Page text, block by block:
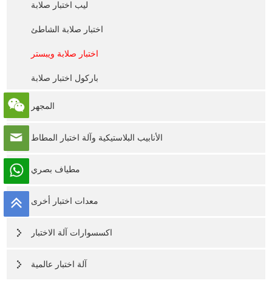
ليب اختبار صلابة
اختبار صلابة الشاطئ
اختبار صلابة ويبستر
باركول اختبار صلابة
المجهر
الأنابيب البلاستيكية وآلة اختبار المطاط
مطياف بصري
معدات اختبار أخرى
اكسسوارات آلة الاختبار
آلة اختبار عالمية